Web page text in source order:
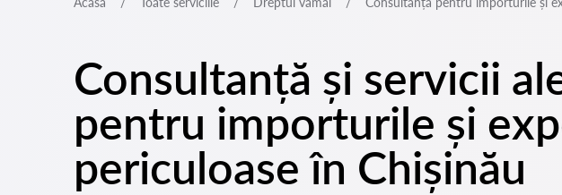
Consultanță și servicii
pentru importurile și
periculoase în Chișinău